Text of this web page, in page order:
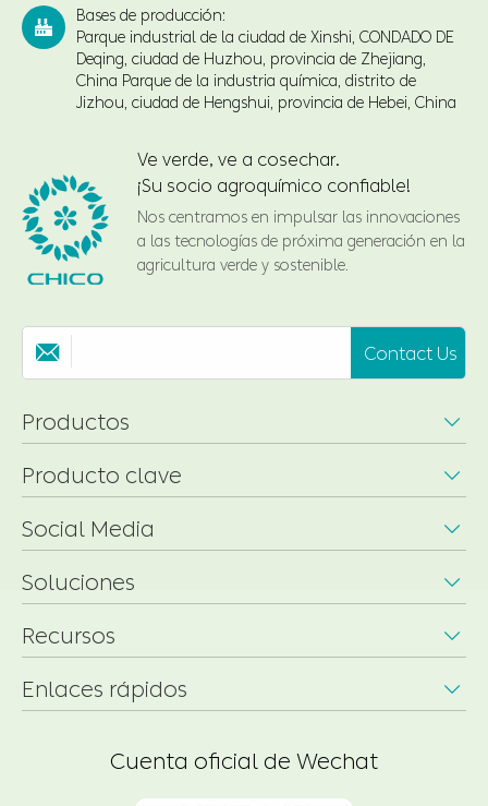

Bases de producción:
Parque industrial de la ciudad de Xinshi, CONDADO DE
Deqing, ciudad de Huzhou, provincia de Zhejiang,
China Parque de la industria química, distrito de
Jizhou, ciudad de Hengshui, provincia de Hebei, China
Ve verde, ve a cosechar.
¡Su socio agroquímico confiable!
Nos centramos en impulsar las innovaciones
a las tecnologías de próxima generación en la
agricultura verde y sostenible.
 Contact Us
Productos 
Producto clave 
Social Media 
Soluciones 
Recursos 
Enlaces rápidos 
Cuenta oficial de Wechat